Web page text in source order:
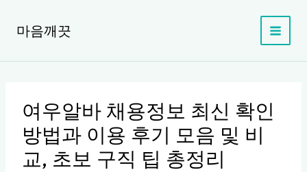
건
마음깨끗
여우알바 채용정보 최신 확인
방법과 이용 후기 모음 및 비
교, 초보 구직 팁 총정리